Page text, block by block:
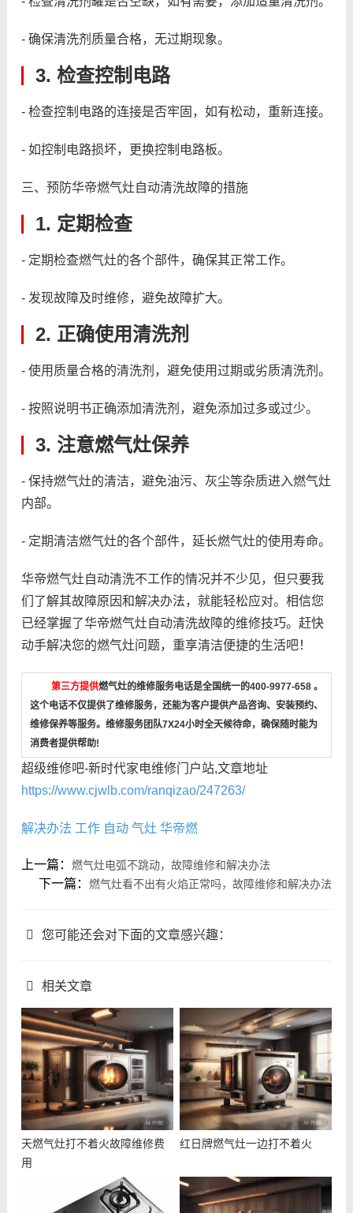
- 确保清洗剂质量合格，无过期现象。
3. 检查控制电路
- 检查控制电路的连接是否牢固，如有松动，重新连接。
- 如控制电路损坏，更换控制电路板。
三、预防华帝燃气灶自动清洗故障的措施
1. 定期检查
- 定期检查燃气灶的各个部件，确保其正常工作。
- 发现故障及时维修，避免故障扩大。
2. 正确使用清洗剂
- 使用质量合格的清洗剂，避免使用过期或劣质清洗剂。
- 按照说明书正确添加清洗剂，避免添加过多或过少。
3. 注意燃气灶保养
- 保持燃气灶的清洁，避免油污、灰尘等杂质进入燃气灶
内部。
- 定期清洁燃气灶的各个部件，延长燃气灶的使用寿命。
华帝燃气灶自动清洗不工作的情况并不少见，但只要我
们了解其故障原因和解决办法，就能轻松应对。相信您
已经掌握了华帝燃气灶自动清洗故障的维修技巧。赶快
动手解决您的燃气灶问题，重享清洁便捷的生活吧！
第三方提供燃气灶的维修服务电话是全国统一的400-9977-658 。
这个电话不仅提供了维修服务，还能为客户提供产品咨询、安装预约、
维修保养等服务。维修服务团队7X24小时全天候待命，确保随时能为
消费者提供帮助!
超级维修吧-新时代家电维修门户站,文章地址
https://www.cjwlb.com/ranqizao/247263/
解决办法 工作 自动 气灶 华帝燃
上一篇： 燃气灶电弧不跳动，故障维修和解决办法
下一篇：燃气灶看不出有火焰正常吗，故障维修和解决办法
您可能还会对下面的文章感兴趣：
相关文章
天燃气灶打不着火故障维修费
用
红日牌燃气灶一边打不着火